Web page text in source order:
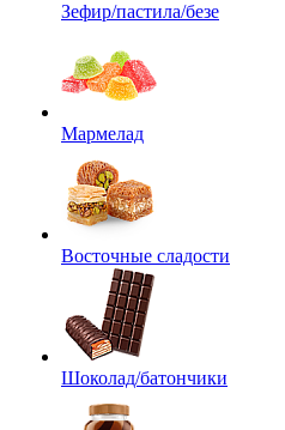
Зефир/пастила/безе
Мармелад
Восточные сладости
Шоколад/батончики